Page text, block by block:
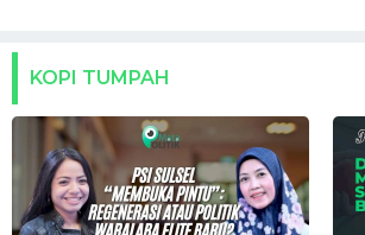
KOPI TUMPAH